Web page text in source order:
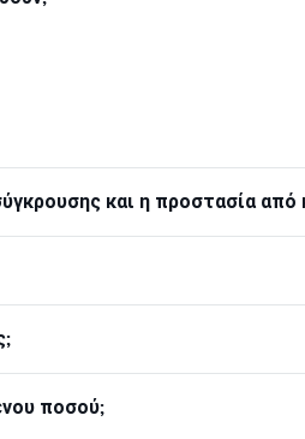
και η προστασία από
ποσού;